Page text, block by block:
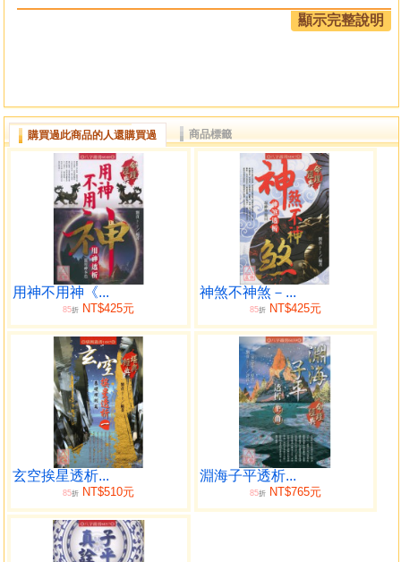
格局之正與變 058
正財格 066
偏財格 068
食神格 070
傷官格 072
正印格 075
偏印格 077
陽刃格 080
建祿月劫格 081
格局一覽 085
綜論 085
命理格局一覽表 086
普通格局 089
普通格局之再論 089
正官格 094
正官格命例 096
七殺格 098
七殺格命例 099
正財格與偏財格 103
正財格命例 104
偏財格命例 106
食神格 109
顯示完整說明
購買過此商品的人還購買過 商品標籤
用神不用神《...
85折 NT$425元
神煞不神煞－...
85折NT$425元
玄空挨星透析...
85折 NT$510元
淵海子平透析...
85折NT$765元